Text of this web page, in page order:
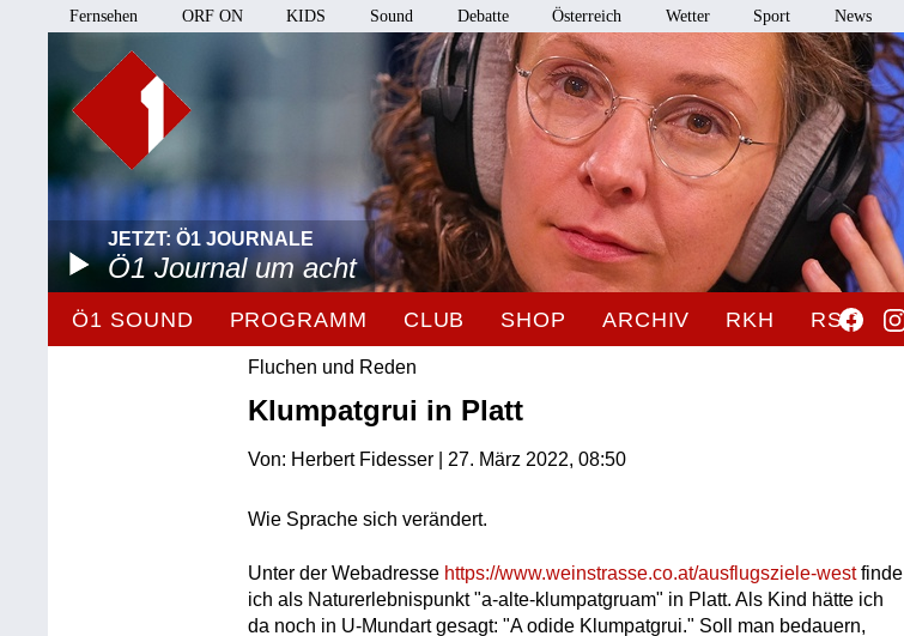
Fernsehen ORF ON KIDS Sound Debatte Österreich Wetter Sport News
JETZT: Ö1 JOURNALE
Ö1 Journal um acht
Ö1 SOUND PROGRAMM CLUB SHOP ARCHIV RKH RSO
Fluchen und Reden
Klumpatgrui in Platt
Von: Herbert Fidesser | 27. März 2022, 08:50
Wie Sprache sich verändert.
Unter der Webadresse https://www.weinstrasse.co.at/ausflugsziele-westfinde
ich als Naturerlebnispunkt "a-alte-klumpatgruam" in Platt. Als Kind hätte ich
da noch in U-Mundart gesagt: "A odide Klumpatgrui." Soll man bedauern,